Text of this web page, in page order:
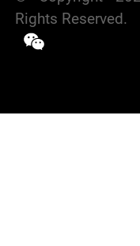
Rights Reserved.